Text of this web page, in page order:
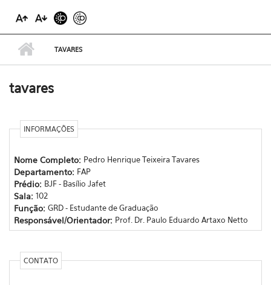
TAVARES
tavares
INFORMAÇÕES
Nome Completo: Pedro Henrique Teixeira Tavares
Departamento: FAP
Prédio: BJF - Basílio Jafet
Sala: 102
Função: GRD - Estudante de Graduação
Responsável/Orientador: Prof. Dr. Paulo Eduardo Artaxo Netto
CONTATO